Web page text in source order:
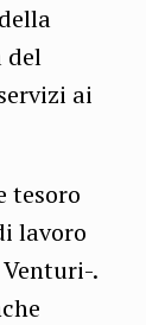
del
ai
tesoro
lavoro
.